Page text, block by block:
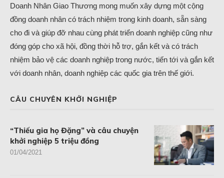
Doanh Nhân Giao Thương mong muốn xây dựng một cộng
đồng doanh nhân có trách nhiệm trong kinh doanh, sẵn sàng
cho đi và giúp đỡ nhau cùng phát triển doanh nghiệp cũng như
đóng góp cho xã hội, đồng thời hỗ trợ, gắn kết và có trách
nhiệm bảo vệ các doanh nghiệp trong nước, tiến tới và gắn kết
với doanh nhân, doanh nghiệp các quốc gia trên thế giới.
CÂU CHUYÊN KHỞI NGHIỆP
“Thiếu gia họ Đặng” và câu chuyện
khởi nghiệp 5 triệu đồng
01/04/2021